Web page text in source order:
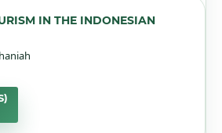
IN THE INDONESIAN